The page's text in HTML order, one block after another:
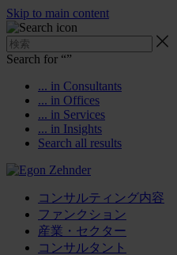
Skip to main content
Search for “”
... in Consultants
... in Offices
... in Services
... in Insights
Search all results
コンサルティング内容
ファンクション
産業・セクター
コンサルタント